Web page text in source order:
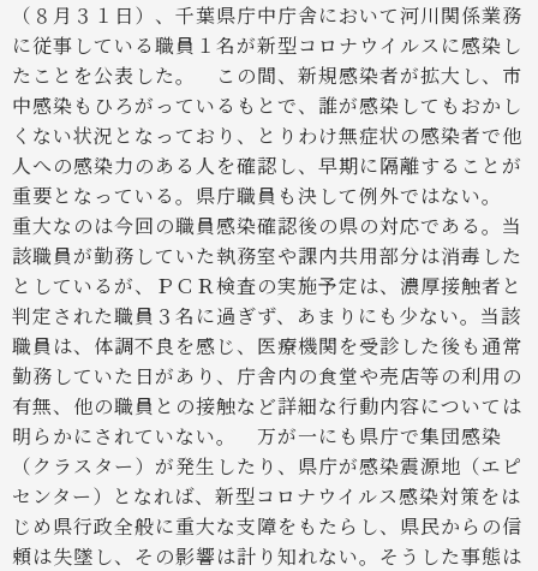
（８月３１日）、千葉県庁中庁舎において河川関係業務
に従事している職員１名が新型コロナウイルスに感染し
たことを公表した。
この間、新規感染者が拡大し、市
中感染もひろがっているもとで、誰が感染してもおかし
くない状況となっており、とりわけ無症状の感染者で他
人への感染力のある人を確認し、早期に隔離することが
重要となっている。県庁職員も決して例外ではない。
重大なのは今回の職員感染確認後の県の対応である。当
該職員が勤務していた執務室や課内共用部分は消毒した
としているが、ＰＣＲ検査の実施予定は、濃厚接触者と
判定された職員３名に過ぎず、あまりにも少ない。当該
職員は、体調不良を感じ、医療機関を受診した後も通常
勤務していた日があり、庁舎内の食堂や売店等の利用の
有無、他の職員との接触など詳細な行動内容については
明らかにされていない。
万が一にも県庁で集団感染
（クラスター）が発生したり、県庁が感染震源地（エピ
センター）となれば、新型コロナウイルス感染対策をは
じめ県行政全般に重大な支障をもたらし、県民からの信
頼は失墜し、その影響は計り知れない。 そうした事態は